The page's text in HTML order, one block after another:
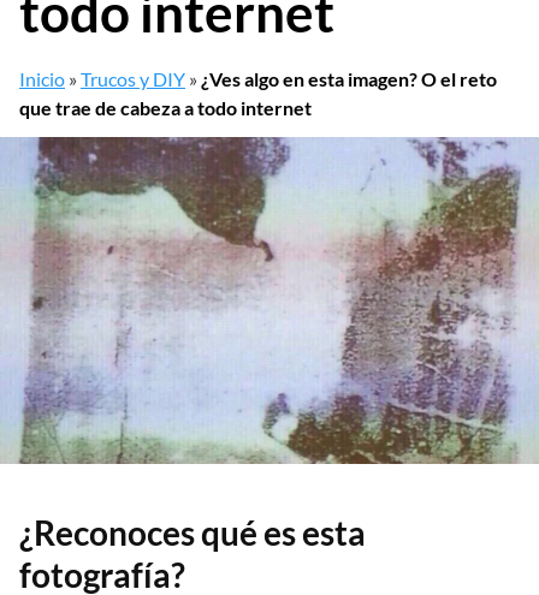
Inicio »Trucos y DIY » ¿Ves algo en esta imagen? O el reto
que trae de cabeza a todo internet
¿Reconoces qué es esta
fotografía?